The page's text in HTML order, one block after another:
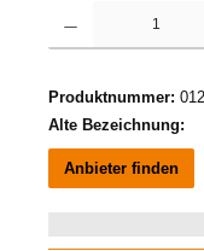
Produkt Anzahl: Gib den
Produktnummer:
Alte Bezeichnung:
Anbieter finden